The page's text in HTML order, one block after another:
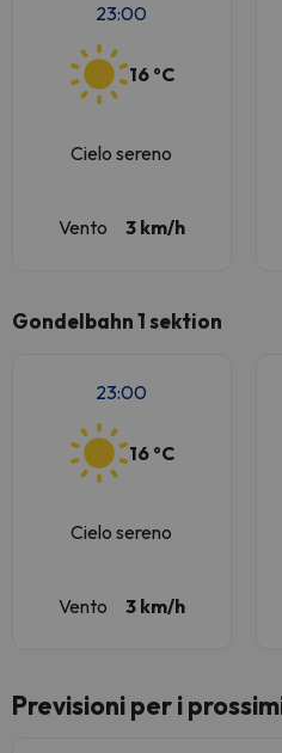
23:00
16 ºC
Cielo sereno
Vento 3 km/h
Gondelbahn 1 sektion
23:00
16 ºC
Cielo sereno
Vento 3 km/h
Previsioni per i